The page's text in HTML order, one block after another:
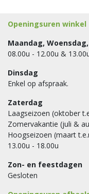
Openingsuren winkel
Maandag,
08.00u - 12.00u &
Dinsdag
Enkel op afspraak.
Zaterdag
Laagseizoen (oktober
Zomervakantie (juli &
Hoogseizoen (maart
13.00u - 18.00u
Zon- en feestdagen
Gesloten